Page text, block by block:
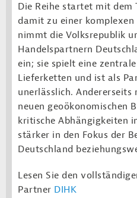
Die Reihe startet mit dem
damit zu einer komplexen
nimmt die Volksrepublik
Handelspartnern
ein; sie spielt eine
Lieferketten und ist als
unerlässlich. Andererseits
neuen geoökonomischen
kritische Abhängigkeiten
stärker in den Fokus der
Deutschland
Lesen Sie den
Partner DIHK